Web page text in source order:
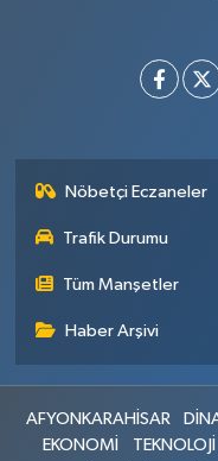
Nöbetçi Eczaneler
Trafik Durumu
Tüm Manşetler
Haber Arşivi
AFYONKARAHİSAR
EKONOMİ
TEKNOLOJİ